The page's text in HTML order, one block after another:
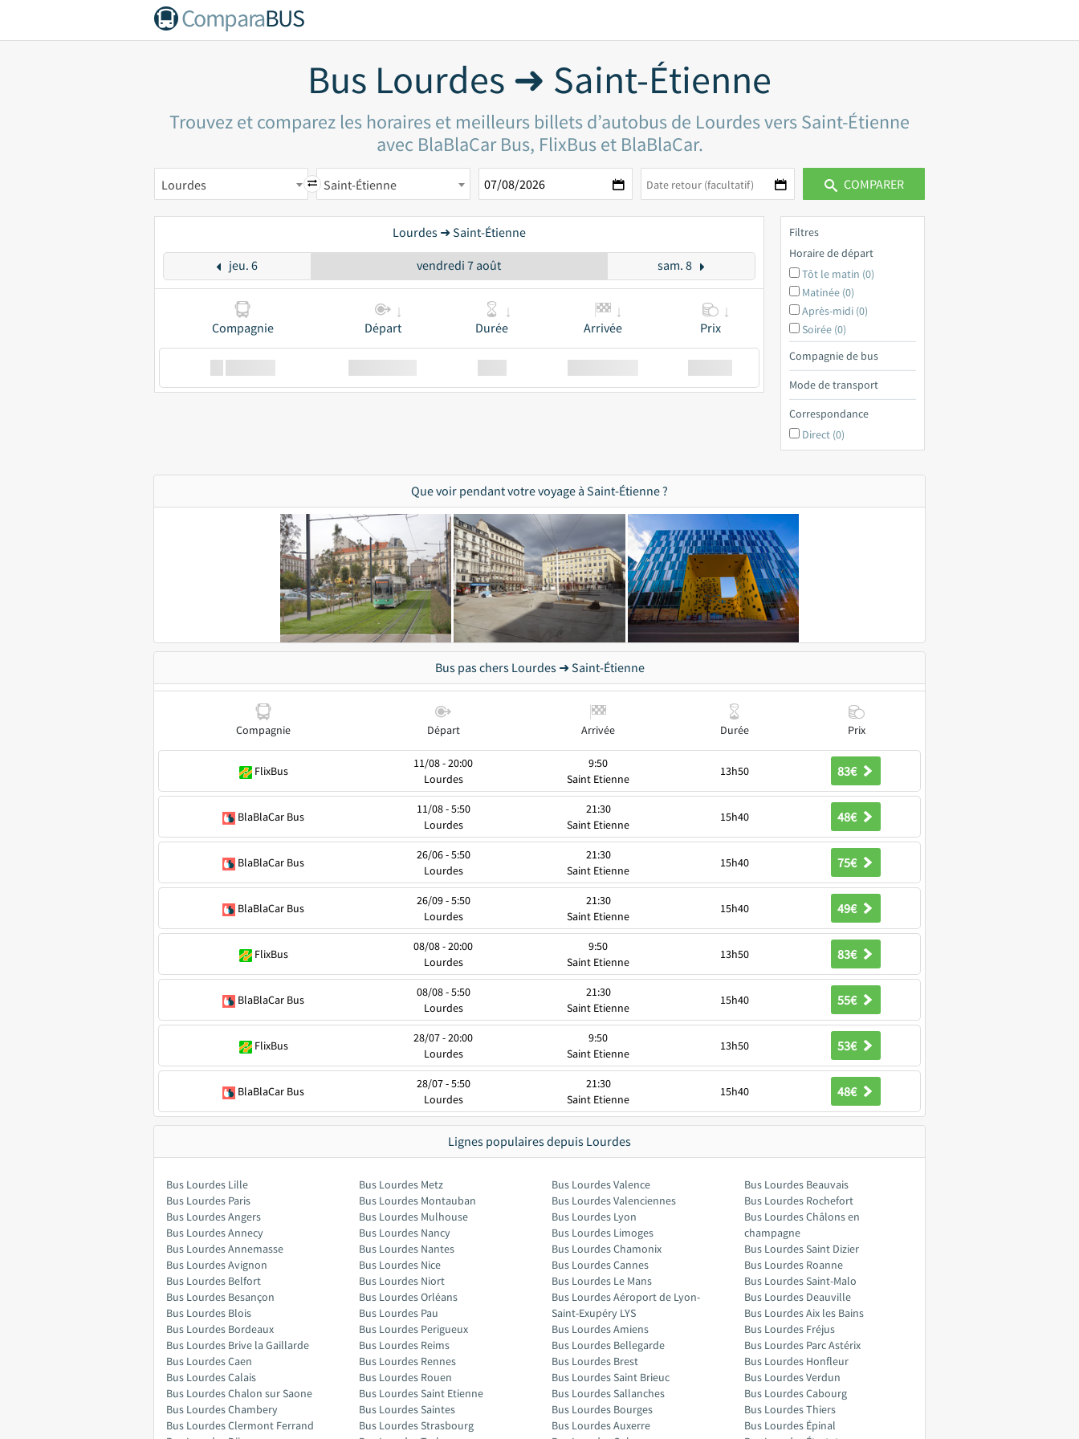
ComparaBUS
Bus Lourdes ➜ Saint-Étienne
Trouvez et comparez les horaires et meilleurs billets d’autobus de Lourdes vers Saint-Étienne
avec BlaBlaCar Bus, FlixBus et BlaBlaCar.
Lourdes Saint-Étienne COMPARER
Lourdes ➜ Saint-Étienne
jeu. 6 vendredi 7 août sam. 8
Compagnie Départ Durée Arrivée Prix
Filtres
Horaire de départ
Tôt le matin (0)
Matinée (0)
Après-midi (0)
Soirée (0)
Compagnie de bus
Mode de transport
Correspondance
Direct (0)
Que voir pendant votre voyage à Saint-Étienne ?
Bus pas chers Lourdes ➜ Saint-Étienne
Compagnie Départ Arrivée Durée Prix
FlixBus
11/08 - 20:00
Lourdes
9:50
Saint Etienne
13h50 83€
BlaBlaCar Bus
11/08 - 5:50
Lourdes
21:30
Saint Etienne
15h40 48€
BlaBlaCar Bus
26/06 - 5:50
Lourdes
21:30
Saint Etienne
15h40 75€
BlaBlaCar Bus
26/09 - 5:50
Lourdes
21:30
Saint Etienne
15h40 49€
FlixBus
08/08 - 20:00
Lourdes
9:50
Saint Etienne
13h50 83€
BlaBlaCar Bus
08/08 - 5:50
Lourdes
21:30
Saint Etienne
15h40 55€
FlixBus
28/07 - 20:00
Lourdes
9:50
Saint Etienne
13h50 53€
BlaBlaCar Bus
28/07 - 5:50
Lourdes
21:30
Saint Etienne
15h40 48€
Lignes populaires depuis Lourdes
Bus Lourdes Lille
Bus Lourdes Paris
Bus Lourdes Angers
Bus Lourdes Annecy
Bus Lourdes Annemasse
Bus Lourdes Avignon
Bus Lourdes Belfort
Bus Lourdes Besançon
Bus Lourdes Blois
Bus Lourdes Bordeaux
Bus Lourdes Brive la Gaillarde
Bus Lourdes Caen
Bus Lourdes Calais
Bus Lourdes Chalon sur Saone
Bus Lourdes Chambery
Bus Lourdes Clermont Ferrand
Bus Lourdes Metz
Bus Lourdes Montauban
Bus Lourdes Mulhouse
Bus Lourdes Nancy
Bus Lourdes Nantes
Bus Lourdes Nice
Bus Lourdes Niort
Bus Lourdes Orléans
Bus Lourdes Pau
Bus Lourdes Perigueux
Bus Lourdes Reims
Bus Lourdes Rennes
Bus Lourdes Rouen
Bus Lourdes Saint Etienne
Bus Lourdes Saintes
Bus Lourdes Strasbourg
Bus Lourdes Valence
Bus Lourdes Valenciennes
Bus Lourdes Lyon
Bus Lourdes Limoges
Bus Lourdes Chamonix
Bus Lourdes Cannes
Bus Lourdes Le Mans
Bus Lourdes Aéroport de Lyon-
Saint-Exupéry LYS
Bus Lourdes Amiens
Bus Lourdes Bellegarde
Bus Lourdes Brest
Bus Lourdes Saint Brieuc
Bus Lourdes Sallanches
Bus Lourdes Bourges
Bus Lourdes Auxerre
Bus Lourdes Beauvais
Bus Lourdes Rochefort
Bus Lourdes Châlons en
champagne
Bus Lourdes Saint Dizier
Bus Lourdes Roanne
Bus Lourdes Saint-Malo
Bus Lourdes Deauville
Bus Lourdes Aix les Bains
Bus Lourdes Fréjus
Bus Lourdes Parc Astérix
Bus Lourdes Honfleur
Bus Lourdes Verdun
Bus Lourdes Cabourg
Bus Lourdes Thiers
Bus Lourdes Épinal